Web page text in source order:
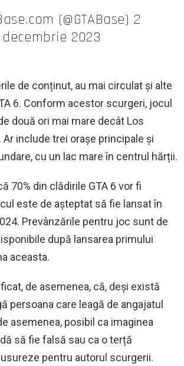
(@GTABase) 2
decembrie 2023
de conținut, au mai circulat și alte
6. Conform acestor scurgeri, jocul
două ori mai mare decât Los
Ar include trei orașe principale și
cu un lac mare în centrul hărții.
70% din clădirile GTA 6 vor fi
este de așteptat să fie lansat în
Prevânzările pentru joc sunt de
după lansarea primului
aceasta.
de asemenea, că, deși există
persoana care leagă de angajatul
asemenea, posibil ca imaginea
să fie falsă sau ca o terță
pentru autorul scurgerii.